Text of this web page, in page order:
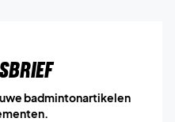
badmintonartikelen